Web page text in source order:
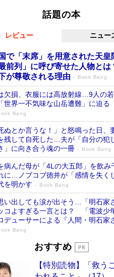
話題の本
レビュー ニュー
で「末席」を用意された天皇
最前列」に呼び寄せた人物と
が尊敬される理由
Book Bang
欠損、衣服には高放射線…9人の
世界一不気味な山岳遭難」に迫る
Bang
ぬとか言うな！」と怒鳴った日、
残して自死した…夫が「自分の犯
」に向き合う魂の一冊
Book Bang
病んだ母が「4Lの大五郎」を飲み
に…ノブコブ徳井が「感情を失く
を明かす
Book Bang
い出しても涙が出そう…「明石家
コよすぎる一言とは？ 「電波少
デューサーによる『人間・明石家
Bang
宇宙兄弟」最終46巻がベストセ
語に幕 特装版には「宇宙で描
おすすめ
【特別読物】「救う